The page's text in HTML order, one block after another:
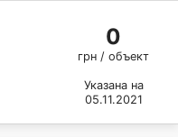
0
грн / объект
Указана на
05.11.2021